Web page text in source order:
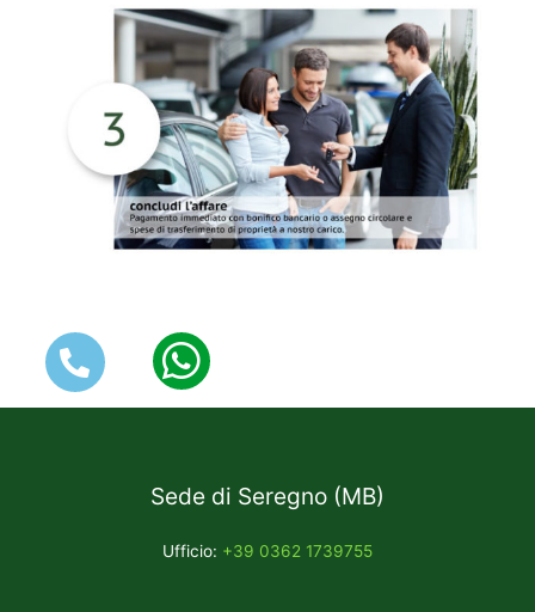
Sede di Seregno (MB)
Ufficio: +39 0362 1739755